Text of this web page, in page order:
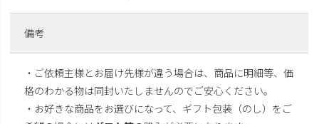
備考
・ご依頼主様とお届け先様が違う場合は、商品に明細等、価
格のわかる物は同封いたしませんのでご安心ください。
・お好きな商品をお選びになって、ギフト包装（のし）をご